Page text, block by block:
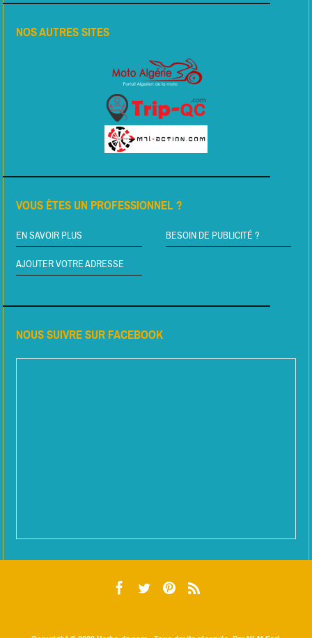
NOS AUTRES SITES
VOUS ÊTES UN PROFESSIONNEL ?
EN SAVOIR PLUS BESOIN DE PUBLICITÉ ?
AJOUTER VOTRE ADRESSE
NOUS SUIVRE SUR FACEBOOK